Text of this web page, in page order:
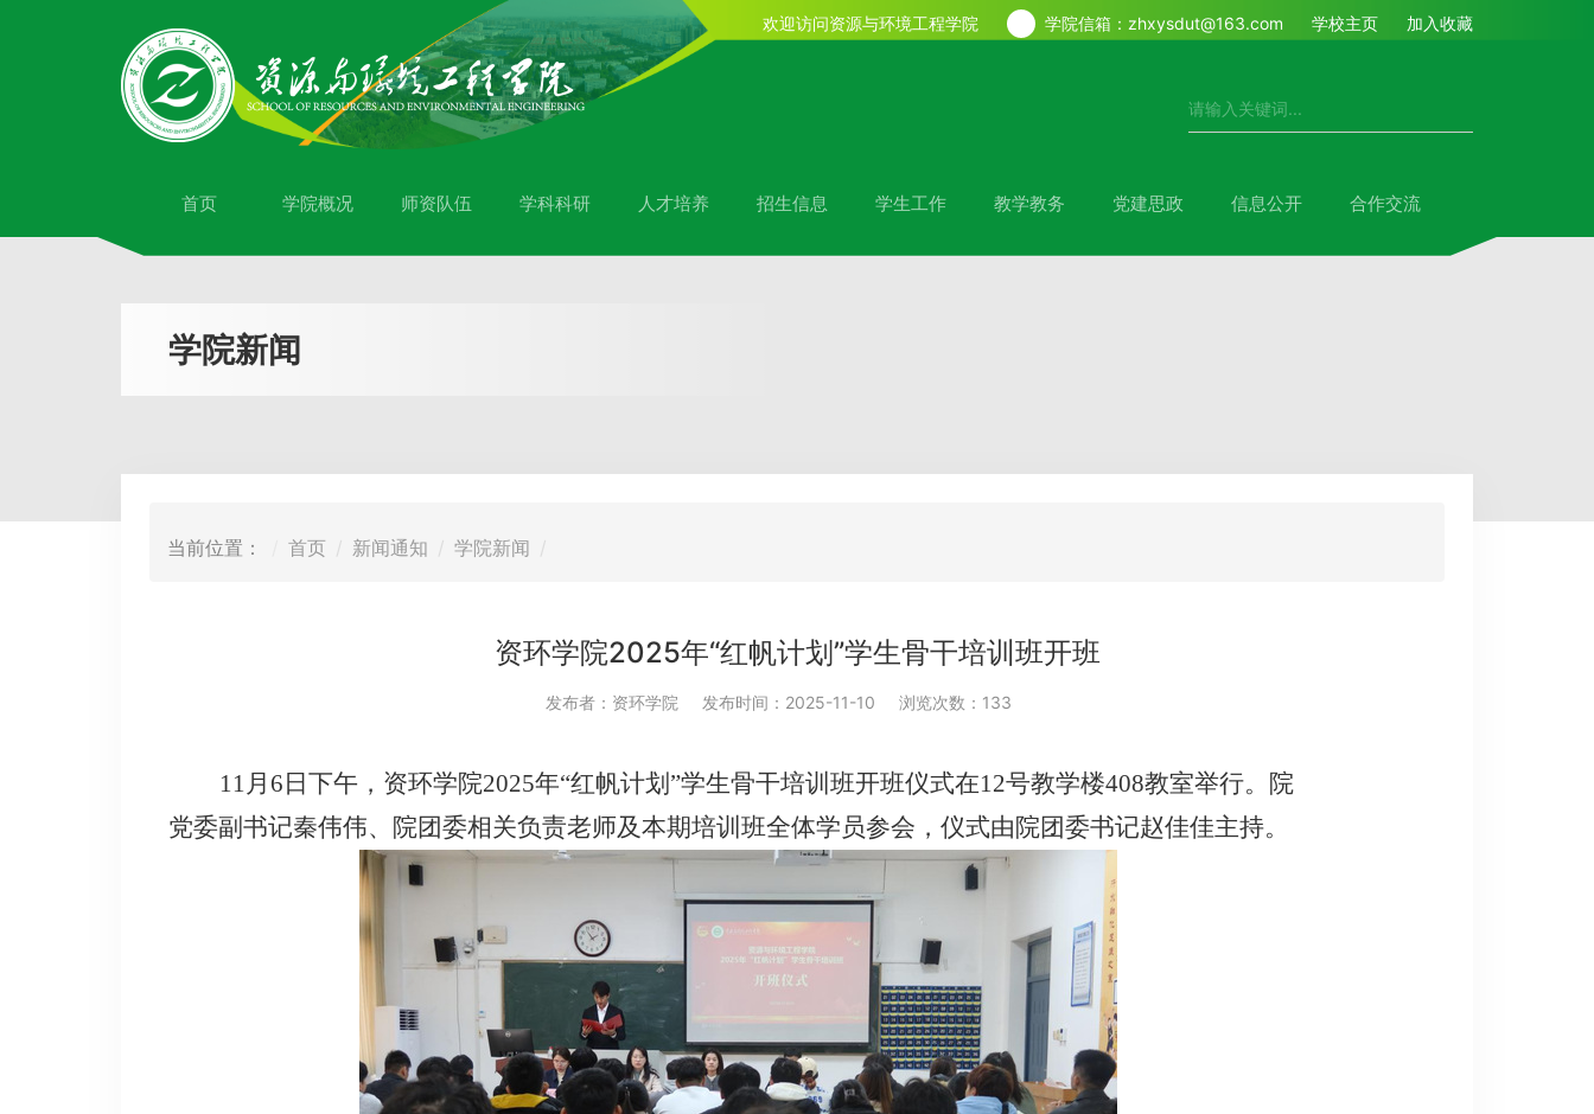
欢迎访问资源与环境工程学院 学院信箱：zhxysdut@163.com 学校主页 加入收藏
首页 学院概况 师资队伍 学科科研 人才培养 招生信息 学生工作 教学教务 党建思政 信息公开 合作交流
学院新闻
当前位置： 首页 新闻通知 学院新闻
资环学院2025年“红帆计划”学生骨干培训班开班
发布者：资环学院 发布时间：2025-11-10 浏览次数： 133
11月6日下午，资环学院2025年“红帆计划”学生骨干培训 班开班仪式在12号教学楼408教室举行。院
党委副书记秦伟伟、院团委相关负责老师及本期培训班全体学员参会，仪式由院团委书记赵佳佳主持。